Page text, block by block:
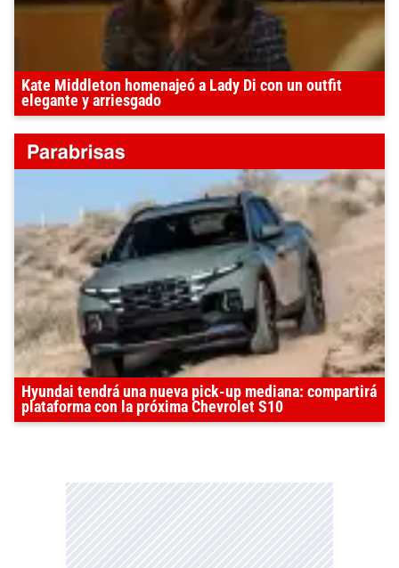
Kate Middleton homenajeó a Lady Di con un outfit
elegante y arriesgado
Hyundai tendrá una nueva pick-up mediana: compartirá
plataforma con la próxima Chevrolet S10